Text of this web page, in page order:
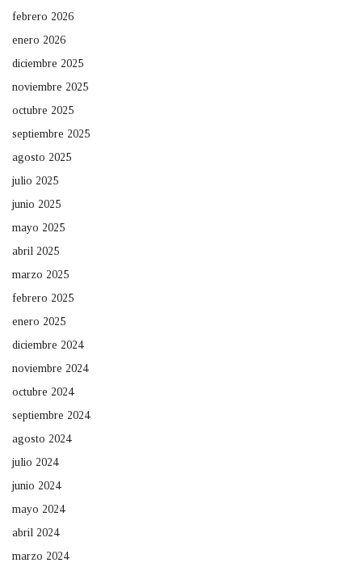
febrero 2026
enero 2026
diciembre 2025
noviembre 2025
octubre 2025
septiembre 2025
agosto 2025
julio 2025
junio 2025
mayo 2025
abril 2025
marzo 2025
febrero 2025
enero 2025
diciembre 2024
noviembre 2024
octubre 2024
septiembre 2024
agosto 2024
julio 2024
junio 2024
mayo 2024
abril 2024
marzo 2024